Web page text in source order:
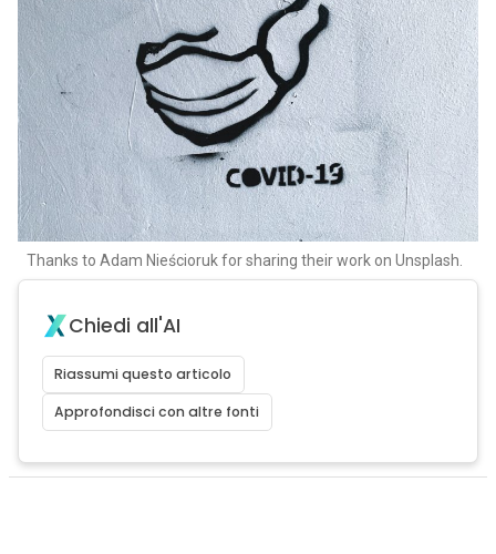
Thanks to Adam Nieścioruk for sharing their work on Unsplash.
Chiedi all'AI
Riassumi questo articolo
Approfondisci con altre fonti